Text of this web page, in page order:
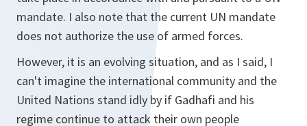
mandate. I also note that the current UN mandate
does not authorize the use of armed forces.
However, it is an evolving situation, and as I said, I
can't imagine the international community and the
United Nations stand idly by if Gadhafi and his
regime continue to attack their own people